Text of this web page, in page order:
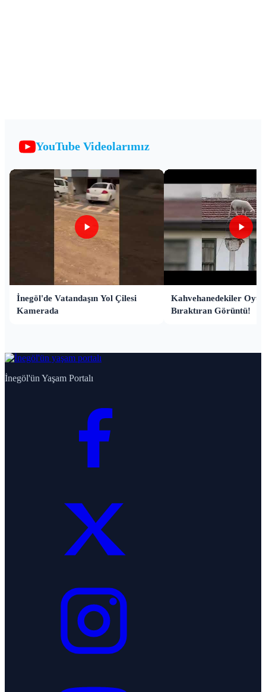
YouTube Videolarımız
İnegöl'de Vatandaşın Yol Çilesi
Kamerada
Kahvehanedekiler
Bıraktıran Görüntü!
İnegöl'ün Yaşam Portalı